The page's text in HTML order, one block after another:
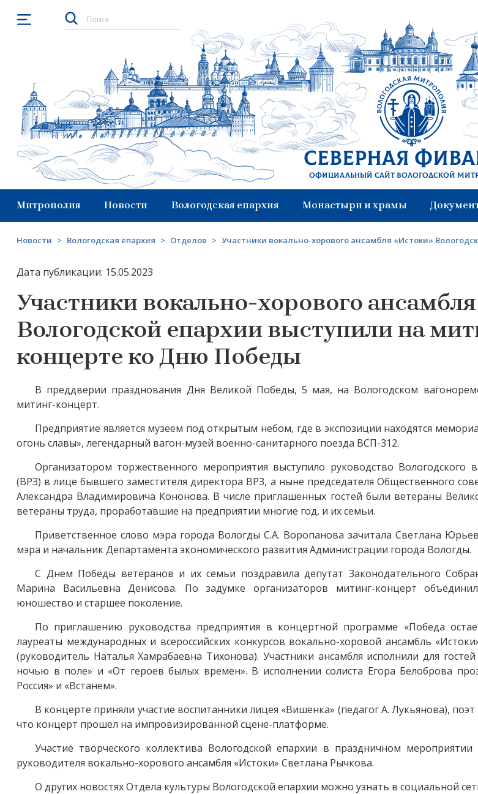
Открыть меню
Северная
Официальный сайт Вологодской
Митрополия Новости Вологодская епархия Монастыри и храмы
Новости > Вологодская епархия > Отделов > Участники вокально-хорового ансамбля «Истоки»
Дата публикации: 15.05.2023
Участники вокально-хорового
Вологодской епархии выступили на
концерте ко Дню Победы
В преддверии празднования Дня Великой Победы, 5 мая, на Вологодском
митинг-концерт.
Предприятие является музеем под открытым небом, где в экспозиции находятся
огонь славы», легендарный вагон-музей военно-санитарного поезда ВСП-312.
Организатором торжественного мероприятия выступило руководство Вологодского
(ВРЗ) в лице бывшего заместителя директора ВРЗ, а ныне председателя Общественного
Александра Владимировича Кононова. В числе приглашенных гостей были ветераны
ветераны труда, проработавшие на предприятии многие год, и их семьи.
Приветственное слово мэра города Вологды С.А. Воропанова зачитала Светлана
мэра и начальник Департамента экономического развития Администрации города Вологды.
С Днем Победы ветеранов и их семьи поздравила депутат Законодательного
Марина Васильевна Денисова. По задумке организаторов митинг-концерт
юношество и старшее поколение.
По приглашению руководства предприятия в концертной программе «Победа
лауреаты международных и всероссийских конкурсов вокально-хоровой ансамбль
(руководитель Наталья Хамрабаевна Тихонова). Участники ансамбля исполнили для
ночью в поле» и «От героев былых времен». В исполнении солиста Егора Белоброва
Россия» и «Встанем».
В концерте приняли участие воспитанники лицея «Вишенка» (педагог А. Лукьянова),
что концерт прошел на импровизированной сцене-платформе.
Участие творческого коллектива Вологодской епархии в праздничном
руководителя вокально-хорового ансамбля «Истоки» Светлана Рычкова.
О других новостях Отдела культуры Вологодской епархии можно узнать в социальной